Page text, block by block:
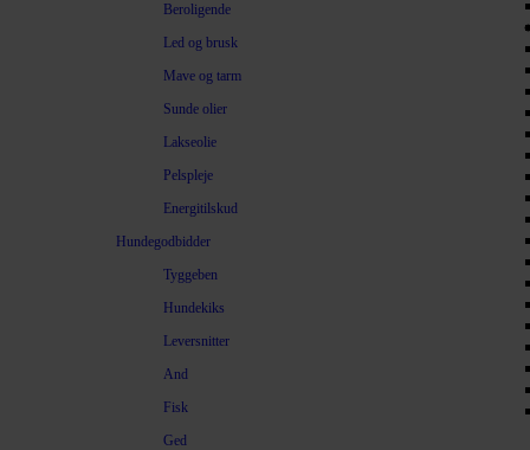
Beroligende
Led og brusk
Mave og tarm
Sunde olier
Lakseolie
Pelspleje
Energitilskud
Hundegodbidder
Tyggeben
Hundekiks
Leversnitter
And
Fisk
Ged